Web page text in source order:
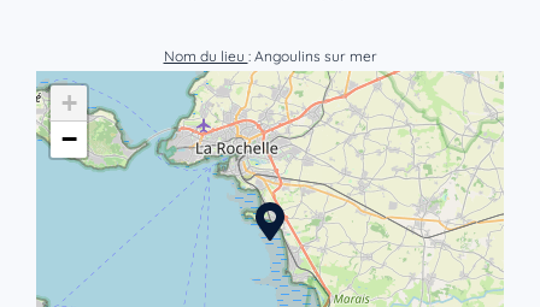
Nom du lieu : Angoulins sur mer
+
−